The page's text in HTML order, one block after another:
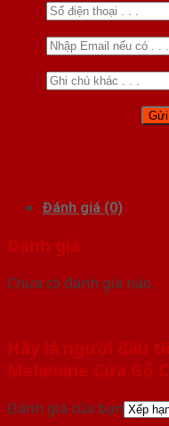
Đánh giá (0)
Đánh giá
Chưa có đánh giá nào.
Hãy là người đầu
Melamine Cửa Gỗ
Đánh giá của bạn